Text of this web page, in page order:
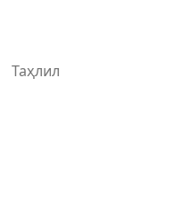
Таҳлил